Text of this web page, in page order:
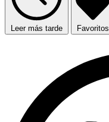
Leer más tarde Favoritos